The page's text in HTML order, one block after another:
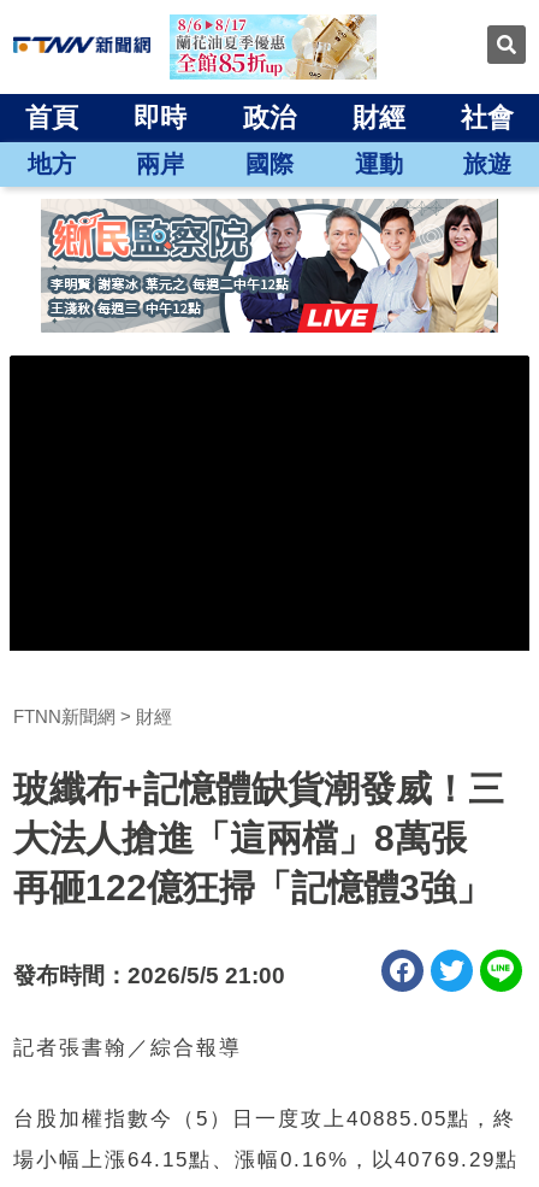
首頁 即時 政治 財經 社會
地方 兩岸 國際 運動 旅遊
FTNN新聞網 財經
玻纖布+記憶體缺貨潮發威！三
大法人搶進「這兩檔」8萬張
再砸122億狂掃「記憶體3強」
發布時間：2026/5/5 21:00
記者張書翰／綜合報導
台股加權指數今（5）日一度攻上40885.05點，終
場小幅上漲64.15點、漲幅0.16%，以40769.29點